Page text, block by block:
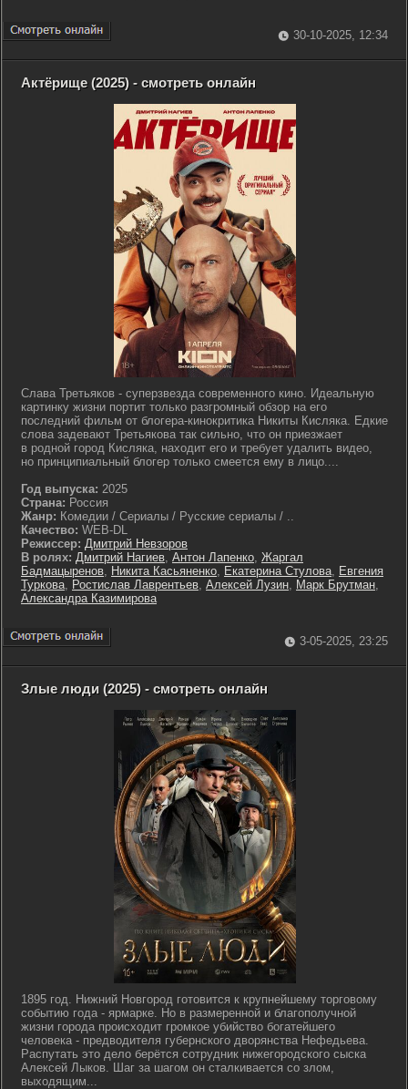
30-10-2025, 12:34
Актёрище (2025) - смотреть онлайн
Слава Третьяков - суперзвезда современного кино. Идеальную
картинку жизни портит только разгромный обзор на его
последний фильм от блогера-кинокритика Никиты Кисляка. Едкие
слова задевают Третьякова так сильно, что он приезжает
в родной город Кисляка, находит его и требует удалить видео,
но принципиальный блогер только смеется ему в лицо....
Год выпуска: 2025
Страна: Россия
Жанр: Комедии / Сериалы / Русские сериалы / ..
Качество: WEB-DL
Режиссер: Дмитрий Невзоров
В ролях: Дмитрий Нагиев, Антон Лапенко, Жаргал
Бадмацыренов, Никита Касьяненко, Екатерина Стулова, Евгения
Туркова, Ростислав Лаврентьев, Алексей Лузин, Марк Брутман,
Александра Казимирова
3-05-2025, 23:25
Злые люди (2025) - смотреть онлайн
1895 год. Нижний Новгород готовится к крупнейшему торговому
событию года - ярмарке. Но в размеренной и благополучной
жизни города происходит громкое убийство богатейшего
человека - предводителя губернского дворянства Нефедьева.
Распутать это дело берётся сотрудник нижегородского сыска
Алексей Лыков. Шаг за шагом он сталкивается со злом,
выходящим...